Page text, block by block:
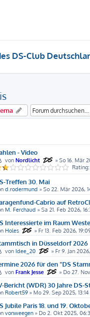
DS-Club
- Video
von Nordlicht » So 16. Mär
Treffen 30. Mai
d.rodermund » So 22. Mär 2026,
Cabrio auf
M. Ferchaud » Sa 21. Feb 2026,
Interessierte im Raum
Holes » Fr 13. Feb 2026,
in Düsseldorf 2026
von Idee_20 » Fr 9. Jan
2026 für den "DS
von Frank Jesse » Do 27.
Bericht (WDR) 30 Jahre DS-
Robert59 » Mo 29. Sep 2025, 13:14
Jubile Paris 18. und 19.
vonweegen » Do 2. Okt 2025,